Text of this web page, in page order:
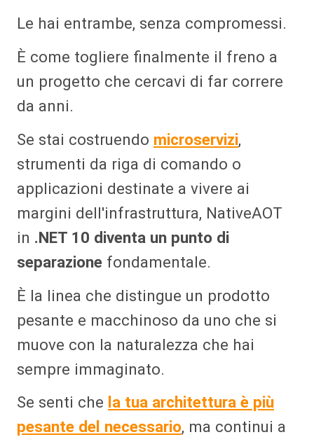
Le hai entrambe, senza compromessi.
È come togliere finalmente il freno a
un progetto che cercavi di far correre
da anni.
Se stai costruendo microservizi,
strumenti da riga di comando o
applicazioni destinate a vivere ai
margini dell'infrastruttura, NativeAOT
in .NET 10 diventa un punto di
separazione fondamentale.
È la linea che distingue un prodotto
pesante e macchinoso da uno che si
muove con la naturalezza che hai
sempre immaginato.
Se senti che la tua architettura è più
pesante del necessario, ma continui a